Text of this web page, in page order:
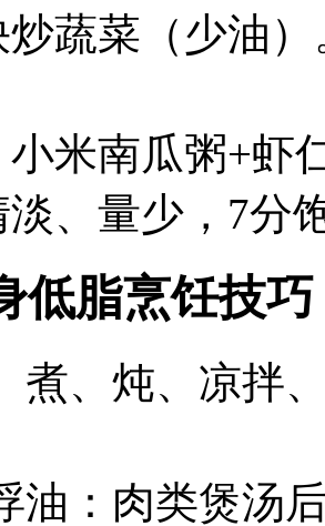
蔬菜（少油
小米南瓜粥+虾
、量少，7分
低脂烹饪技巧
煮、炖、凉拌
油：肉类煲汤